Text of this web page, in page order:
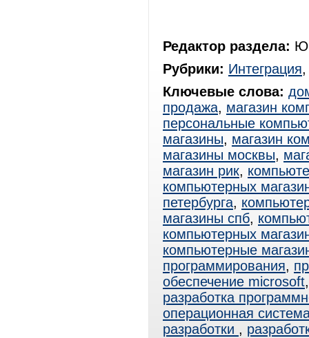
Редактор раздела:
Рубрики: Интеграция
Ключевые слова:
продажа, магазин
персональные
магазины, магазин
магазины москвы,
магазин рик,
компьютерных
петербурга,
магазины спб,
компьютерных
компьютерные
программирования,
обеспечение microsoft
разработка
операционная
разработки ,